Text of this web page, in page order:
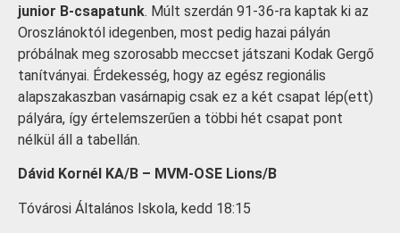
junior B-csapatunk. Múlt szerdán 91-36-ra kaptak ki az
Oroszlánoktól idegenben, most pedig hazai pályán
próbálnak meg szorosabb meccset játszani Kodak Gergő
tanítványai. Érdekesség, hogy az egész regionális
alapszakaszban vasárnapig csak ez a két csapat lép(ett)
pályára, így értelemszerűen a többi hét csapat pont
nélkül áll a tabellán.
Dávid Kornél KA/B – MVM-OSE Lions/B
Tóvárosi Általános Iskola, kedd 18:15